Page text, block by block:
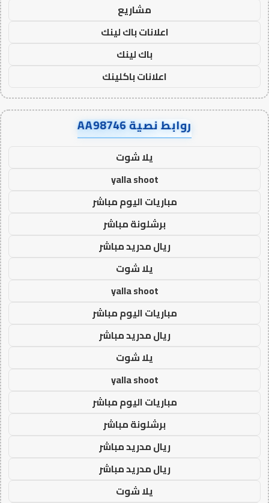
مشاريع
اعلانات باك لينك
باك لينك
اعلانات باكلينك
روابط نصية AA98746
يلا شوت
yalla shoot
مباريات اليوم مباشر
برشلونة مباشر
ريال مدريد مباشر
يلا شوت
yalla shoot
مباريات اليوم مباشر
ريال مدريد مباشر
يلا شوت
yalla shoot
مباريات اليوم مباشر
برشلونة مباشر
ريال مدريد مباشر
ريال مدريد مباشر
يلا شوت